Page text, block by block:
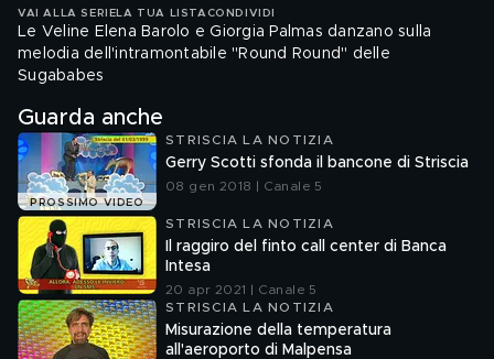
VAI ALLA SERIE LA TUA LISTA CONDIVIDI
Le Veline Elena Barolo e Giorgia Palmas danzano sulla
melodia dell'intramontabile "Round Round" delle
Sugababes
Guarda anche
PROSSIMO VIDEO
STRISCIA LA NOTIZIA
Gerry Scotti sfonda il bancone di Striscia
08 gen 2018 | Canale 5
STRISCIA LA NOTIZIA
Il raggiro del finto call center di Banca
Intesa
20 apr 2021 | Canale 5
STRISCIA LA NOTIZIA
Misurazione della temperatura
all'aeroporto di Malpensa